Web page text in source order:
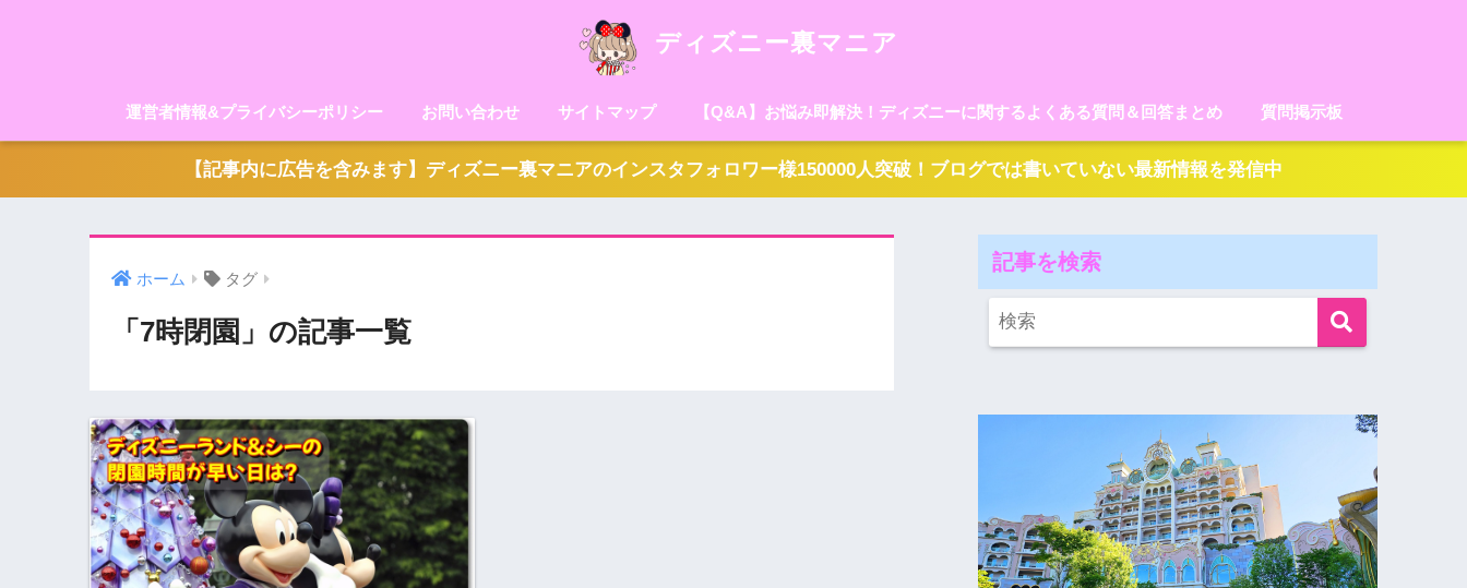
ディズニー裏マニア
運営者情報&プライバシーポリシー お問い合わせ サイトマップ 【Q&A】お悩み即解決！ディズニーに関するよくある質問＆回答まとめ 質問掲示板
【記事内に広告を含みます】ディズニー裏マニアのインスタフォロワー様150000人突破！ブログでは書いていない最新情報を発信中
ホーム タグ
「7時閉園」の記事一覧
記事を検索